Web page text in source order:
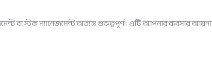
বা স্টক ম্যানেজমেন্ট অত্যন্ত গুরুত্বপূর্ণ। এটি আপনার ব্যবসার আয়না